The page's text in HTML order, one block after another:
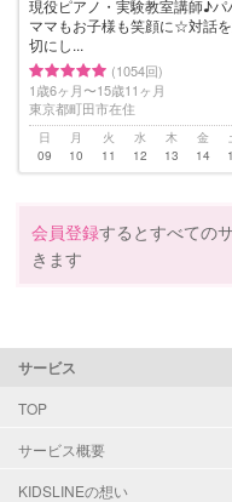
現役ピアノ・実験教室講師♪パ
ママもお子様も笑顔に☆対話
切にし...
(1054回)
1歳6ヶ月〜15歳11ヶ月
東京都町田市在住
日
09
月
10
火
11
水
12
木
13
金
14
会員登録するとすべての
きます
サービス
TOP
サービス概要
KIDSLINEの想い